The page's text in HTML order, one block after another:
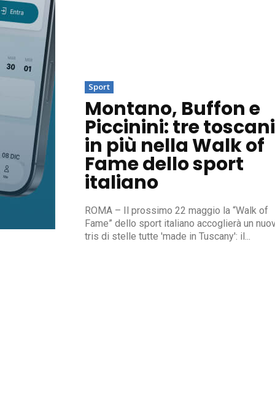
Sport
Montano, Buffon e
Piccinini: tre toscani
in più nella Walk of
Fame dello sport
italiano
ROMA – Il prossimo 22 maggio la “Walk of
Fame” dello sport italiano accoglierà un
tris di stelle tutte 'made in Tuscany': il...